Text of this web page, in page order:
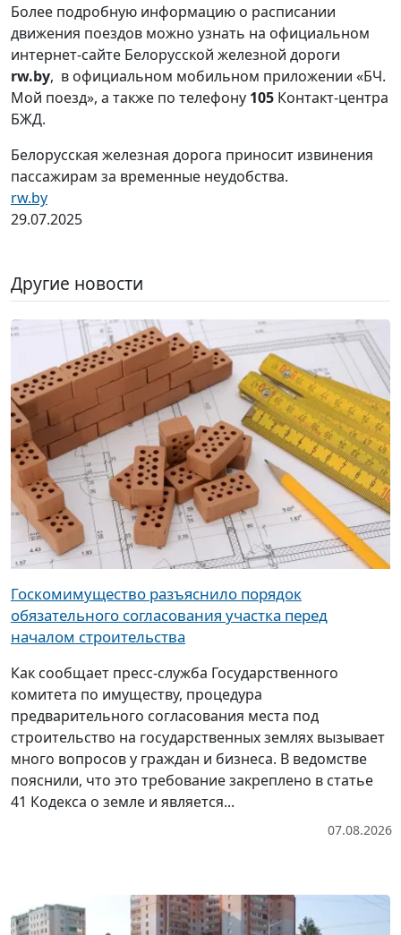
Более подробную информацию о расписании
движения поездов можно узнать на официальном
интернет-сайте Белорусской железной дороги
rw.by, в официальном мобильном приложении «БЧ.
Мой поезд», а также по телефону 105 Контакт-центра
БЖД.
Белорусская железная дорога приносит извинения
пассажирам за временные неудобства.
rw.by
29.07.2025
Другие новости
Госкомимущество разъяснило порядок
обязательного согласования участка перед
началом строительства
Как сообщает пресс-служба Государственного
комитета по имуществу, процедура
предварительного согласования места под
строительство на государственных землях вызывает
много вопросов у граждан и бизнеса. В ведомстве
пояснили, что это требование закреплено в статье
41 Кодекса о земле и является...
07.08.2026